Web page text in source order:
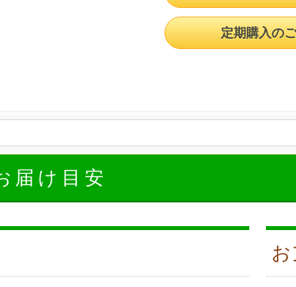
定期購入の
届け目安